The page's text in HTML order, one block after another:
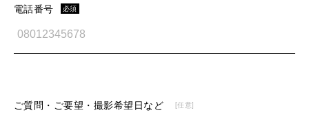
電話番号 必須
ご質問・ご要望・撮影希望日など [任意]